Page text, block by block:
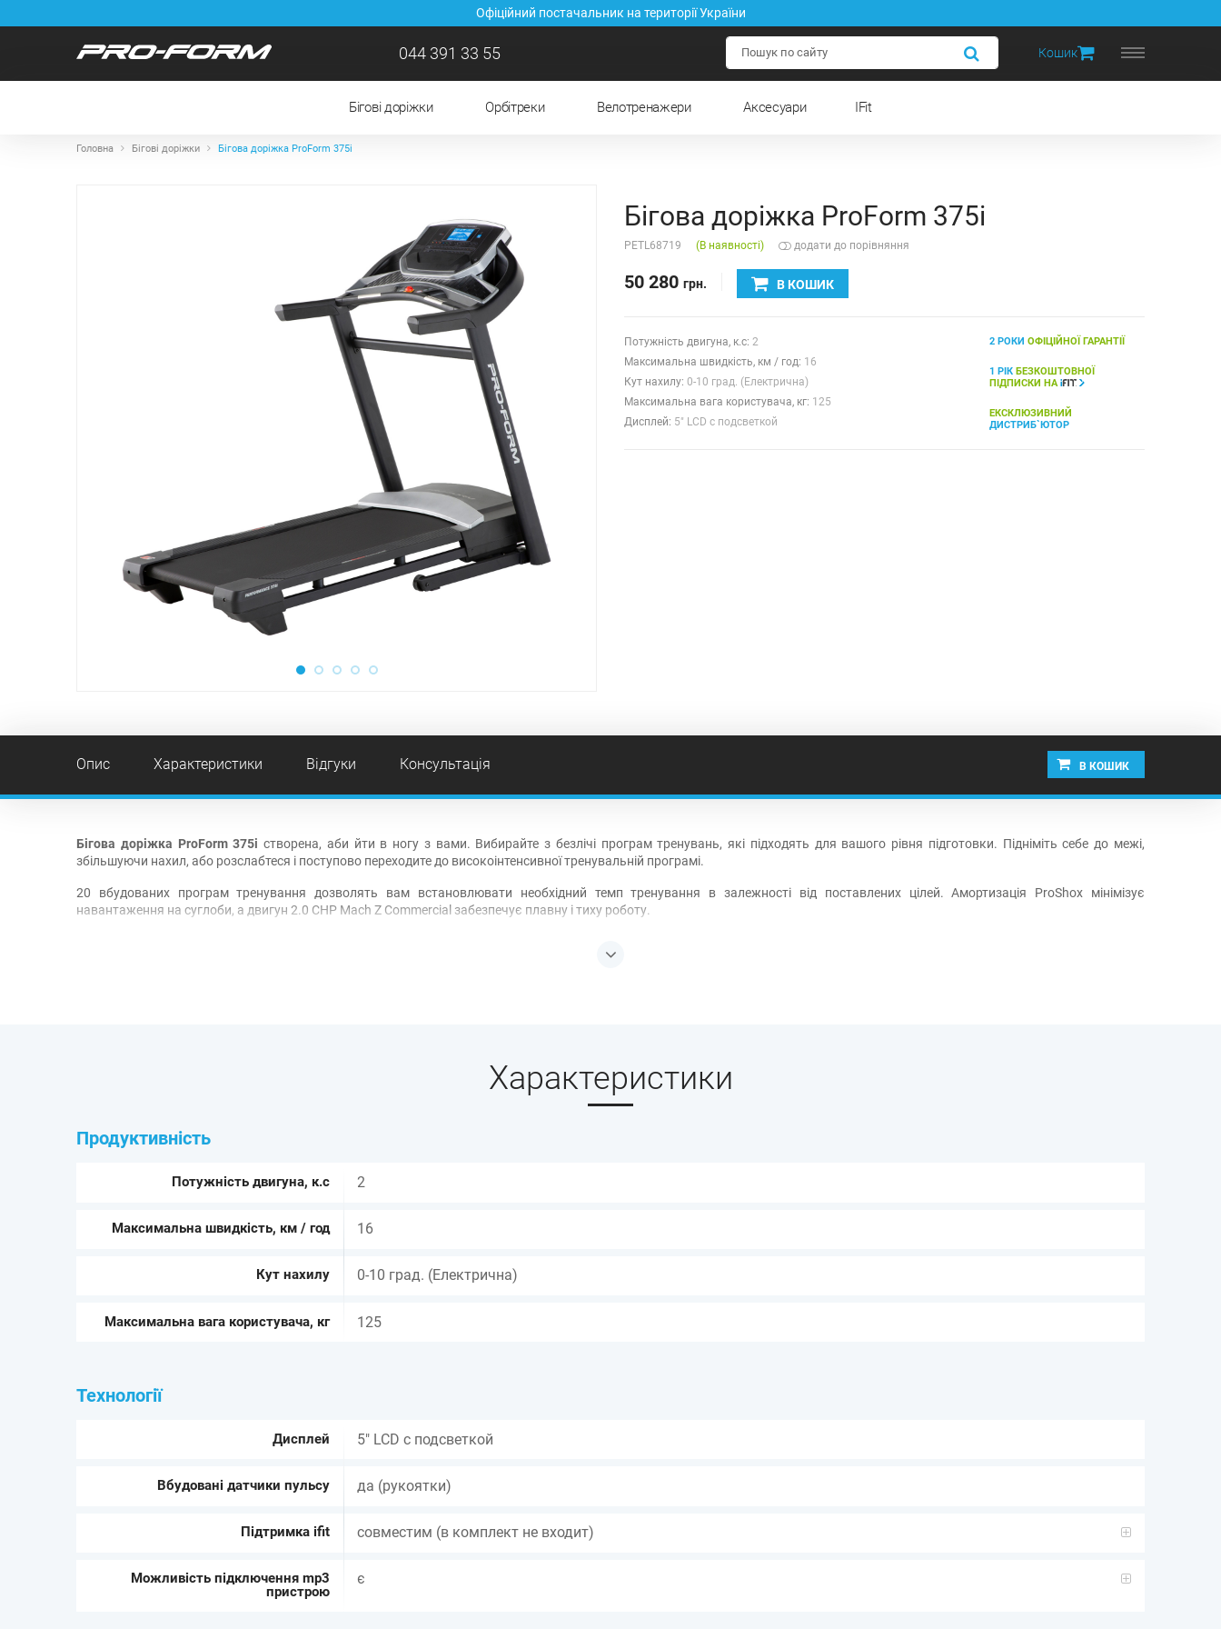
Офіційний постачальник на території України
044 391 33 55 Кошик
Бігові доріжки Орбітреки Велотренажери Аксесуари IFit
Головна Бігові доріжки Бігова доріжка ProForm 375i
Бігова доріжка ProForm 375i
PETL68719 (В наявності) додати до порівняння
50 280 грн. В КОШИК
Потужність двигуна, к.с: 2
Максимальна швидкість, км / год: 16
Кут нахилу: 0-10 град. (Електрична)
Максимальна вага користувача, кг: 125
Дисплей: 5" LCD с подсветкой
2 РОКИ ОФІЦІЙНОЇ ГАРАНТІЇ
1 РІК БЕЗКОШТОВНОЇ
ПІДПИСКИ НА
ЕКСКЛЮЗИВНИЙ
ДИСТРИБ`ЮТОР
Опис Характеристики Відгуки Консультація В КОШИК
Бігова доріжка ProForm 375i створена, аби йти в ногу з вами. Вибирайте з безлічі програм тренувань, які підходять для вашого рівня підготовки. Підніміть себе до межі,
збільшуючи нахил, або розслабтеся і поступово переходите до високоінтенсивної тренувальній програмі.
20 вбудованих програм тренування дозволять вам встановлювати необхідний темп тренування в залежності від поставлених цілей. Амортизація ProShox мінімізує
навантаження на суглоби, а двигун 2.0 CHP Mach Z Commercial забезпечує плавну і тиху роботу.
Характеристики
Продуктивність
Потужність двигуна, к.с 2
Максимальна швидкість, км / год 16
Кут нахилу 0-10 град. (Електрична)
Максимальна вага користувача, кг 125
Технології
Дисплей 5" LCD с подсветкой
Вбудовані датчики пульсу да (рукоятки)
Підтримка ifit совместим (в комплект не входит)
Можливість підключення mp3
пристрою
є